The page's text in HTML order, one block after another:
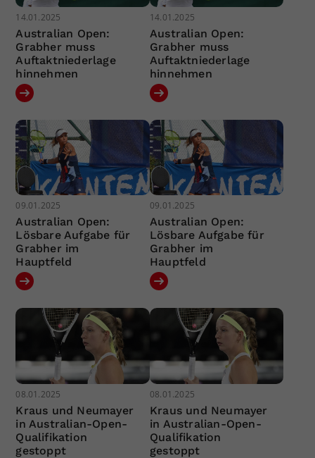
14.01.2025
Australian Open:
Grabher muss
Auftaktniederlage
hinnehmen
14.01.2025
Australian Open:
Grabher muss
Auftaktniederlage
hinnehmen
09.01.2025
Australian Open:
Lösbare Aufgabe für
Grabher im
Hauptfeld
09.01.2025
Australian Open:
Lösbare Aufgabe für
Grabher im
Hauptfeld
08.01.2025
Kraus und Neumayer
in Australian-Open-
Qualifikation
gestoppt
08.01.2025
Kraus und Neumayer
in Australian-Open-
Qualifikation
gestoppt